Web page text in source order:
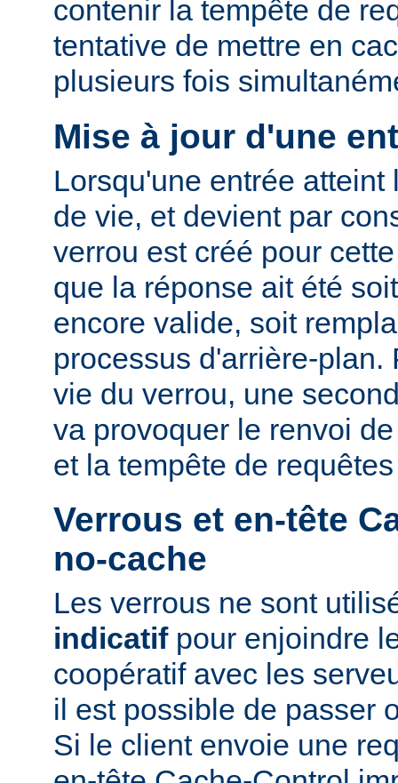
contenir la tempête de
tentative de mettre en
plusieurs fois
Mise à jour d'une
Lorsqu'une entrée
de vie, et devient par
verrou est créé pour
que la réponse ait été
encore valide, soit
processus d'arrière-plan.
vie du verrou, une
va provoquer le renvoi
et la tempête de
Verrous et en-tête
no-cache
Les verrous ne sont
indicatifpour enjoindre
coopératif avec les
il est possible de passer
Si le client envoie une